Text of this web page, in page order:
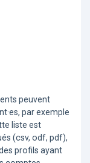
peuvent
par exemple
liste est
(csv, odf, pdf),
profils ayant